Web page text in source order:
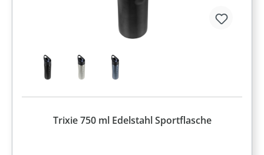
Trixie 750 ml Edelstahl Sportflasche